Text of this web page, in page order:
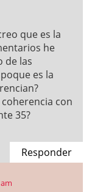
que es la
he
de las
es la
con
35?
Responder